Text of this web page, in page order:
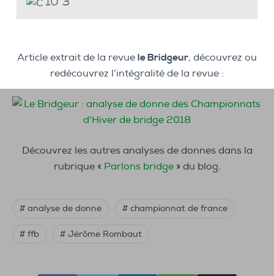
Article extrait de la revue le Bridgeur, découvrez ou
redécouvrez l’intégralité de la revue :
Découvrez les autres analyses de donnes dans la
rubrique « Parlons bridge» du blog.
# analyse de donne # championnat de france
# ffb # Jérôme Rombaut